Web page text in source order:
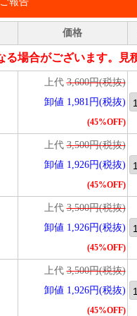
価格
場合がございます。見
上代3,600円(税抜)
卸値 1,981円(税抜)
(45%OFF)
上代3,500円(税抜)
卸値 1,926円(税抜)
(45%OFF)
上代3,500円(税抜)
卸値 1,926円(税抜)
(45%OFF)
上代3,500円(税抜)
卸値 1,926円(税抜)
(45%OFF)